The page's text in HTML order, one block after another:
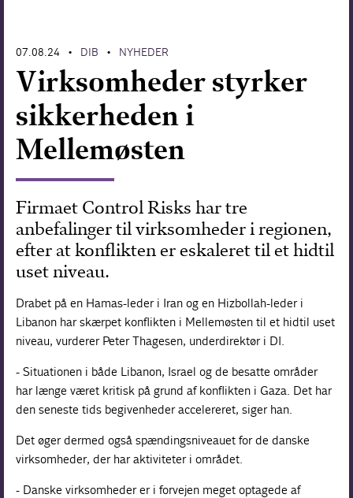
07.08.24 • DIB • NYHEDER
Virksomheder styrker
sikkerheden i
Mellemøsten
Firmaet Control Risks har tre
anbefalinger til virksomheder i regionen,
efter at konflikten er eskaleret til et hidtil
uset niveau.
Drabet på en Hamas-leder i Iran og en Hizbollah-leder i
Libanon har skærpet konflikten i Mellemøsten til et hidtil uset
niveau, vurderer Peter Thagesen, underdirektør i DI.
- Situationen i både Libanon, Israel og de besatte områder
har længe været kritisk på grund af konflikten i Gaza. Det har
den seneste tids begivenheder accelereret, siger han.
Det øger dermed også spændingsniveauet for de danske
virksomheder, der har aktiviteter i området.
- Danske virksomheder er i forvejen meget optagede af